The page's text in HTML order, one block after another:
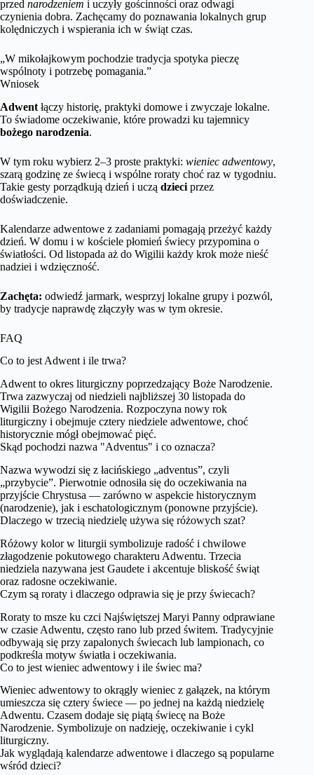
przed narodzeniem i uczyły gościnności oraz odwagi
czynienia dobra. Zachęcamy do poznawania lokalnych grup
kolędniczych i wspierania ich w świąt czas.
„W mikołajkowym pochodzie tradycja spotyka pieczę
wspólnoty i potrzebę pomagania.”
Wniosek
Adwent łączy historię, praktyki domowe i zwyczaje lokalne.
To świadome oczekiwanie, które prowadzi ku tajemnicy
bożego narodzenia.
W tym roku wybierz 2–3 proste praktyki: wieniec adwentowy,
szarą godzinę ze świecą i wspólne roraty choć raz w tygodniu.
Takie gesty porządkują dzień i uczą dzieci przez
doświadczenie.
Kalendarze adwentowe z zadaniami pomagają przeżyć każdy
dzień. W domu i w kościele płomień świecy przypomina o
światłości. Od listopada aż do Wigilii każdy krok może nieść
nadziei i wdzięczność.
Zachęta: odwiedź jarmark, wesprzyj lokalne grupy i pozwól,
by tradycje naprawdę złączyły was w tym okresie.
FAQ
Co to jest Adwent i ile trwa?
Adwent to okres liturgiczny poprzedzający Boże Narodzenie.
Trwa zazwyczaj od niedzieli najbliższej 30 listopada do
Wigilii Bożego Narodzenia. Rozpoczyna nowy rok
liturgiczny i obejmuje cztery niedziele adwentowe, choć
historycznie mógł obejmować pięć.
Skąd pochodzi nazwa "Adventus" i co oznacza?
Nazwa wywodzi się z łacińskiego „adventus”, czyli
„przybycie”. Pierwotnie odnosiła się do oczekiwania na
przyjście Chrystusa — zarówno w aspekcie historycznym
(narodzenie), jak i eschatologicznym (ponowne przyjście).
Dlaczego w trzecią niedzielę używa się różowych szat?
Różowy kolor w liturgii symbolizuje radość i chwilowe
złagodzenie pokutowego charakteru Adwentu. Trzecia
niedziela nazywana jest Gaudete i akcentuje bliskość świąt
oraz radosne oczekiwanie.
Czym są roraty i dlaczego odprawia się je przy świecach?
Roraty to msze ku czci Najświętszej Maryi Panny odprawiane
w czasie Adwentu, często rano lub przed świtem. Tradycyjnie
odbywają się przy zapalonych świecach lub lampionach, co
podkreśla motyw światła i oczekiwania.
Co to jest wieniec adwentowy i ile świec ma?
Wieniec adwentowy to okrągły wieniec z gałązek, na którym
umieszcza się cztery świece — po jednej na każdą niedzielę
Adwentu. Czasem dodaje się piątą świecę na Boże
Narodzenie. Symbolizuje on nadzieję, oczekiwanie i cykl
liturgiczny.
Jak wyglądają kalendarze adwentowe i dlaczego są popularne
wśród dzieci?